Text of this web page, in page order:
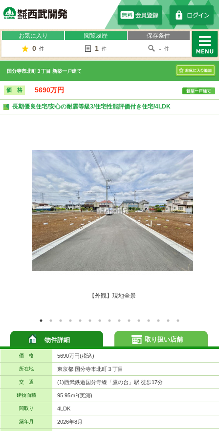
お気に入り
0 件
閲覧履歴
1 件
保存条件
- 件
MENU
国分寺市北町３丁目 新築一戸建て
お気に入り
価 格 5690万円
長期優良住宅/安心の耐震等級3/住宅性能評価付き住宅/4LDK
【外観】現地全景
物件詳細
価 格 5690万円(税込)
所在地 東京都 国分寺市北町３丁目
交 通 (1)西武鉄道国分寺線「鷹の台」駅 徒歩17分
建物面積 95.95ｍ²(実測)
間取り 4LDK
築年月 2026年8月
取り扱い店舗